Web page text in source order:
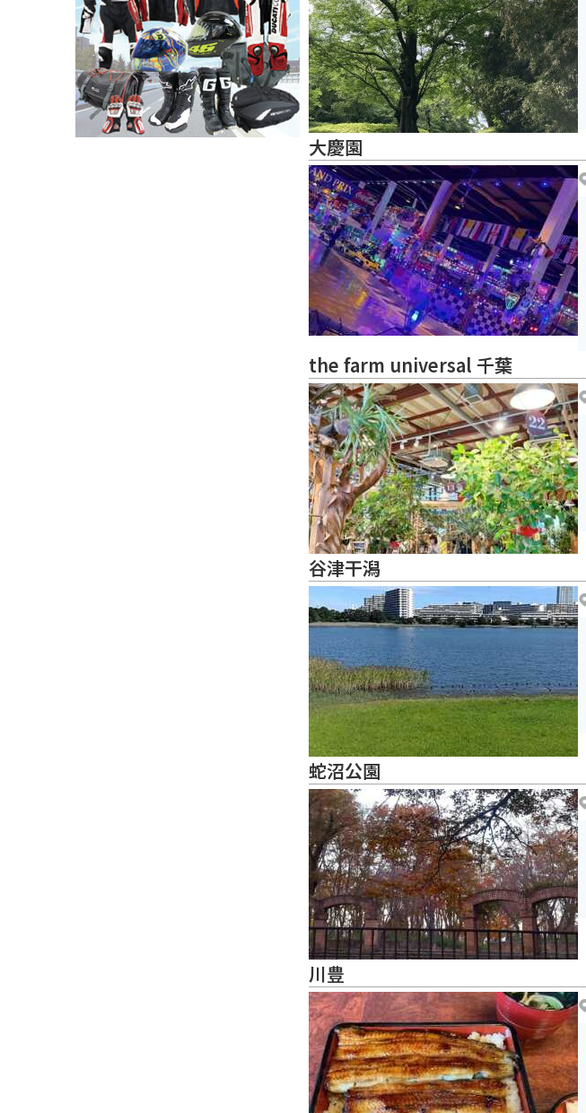
大慶園
the farm universal 千葉
谷津干潟
蛇沼公園
川豊